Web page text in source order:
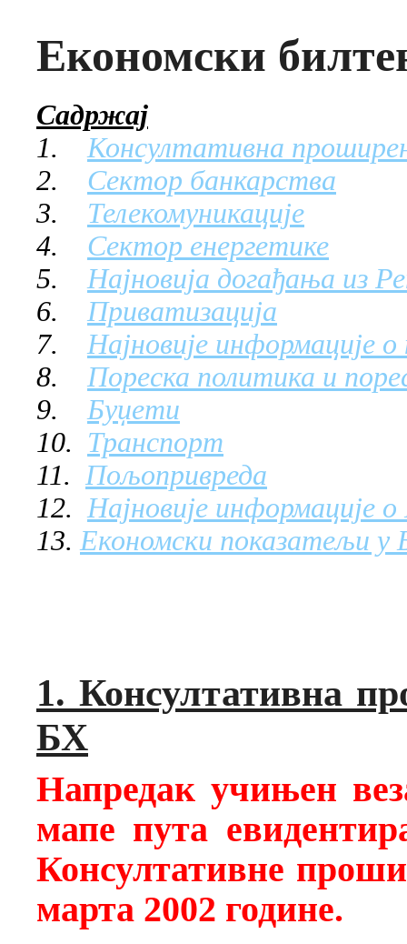
Економски
Садржај
1. Консултативна
2. Сектор банкарства
3. Телекомуникације
4. Сектор енергетике
5. Најновија догађања из
6. Приватизација
7. Најновије информације о
8. Пореска политика и
9. Буџети
10. Транспорт
11. Пољопривреда
12. Најновије информације
13. Економски показатељи у
1. Консултативна
БХ
Напредак учињен
мапе пута
Консултативне
марта 2002 године.